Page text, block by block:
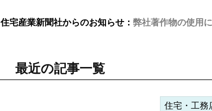
住宅産業新聞社からのお知らせ： 弊社著作物の使用
最近の記事一覧
住宅・工務